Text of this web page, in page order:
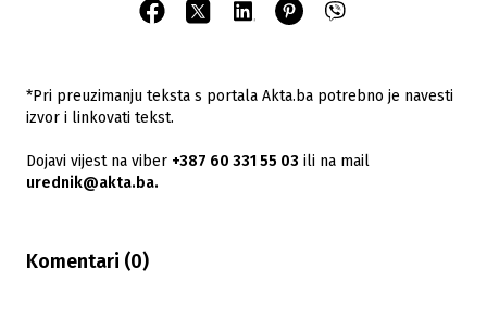
*Pri preuzimanju teksta s portala Akta.ba potrebno je navesti
izvor i linkovati tekst.
Dojavi vijest na viber +387 60 331 55 03 ili na mail
urednik@akta.ba.
Komentari (0)